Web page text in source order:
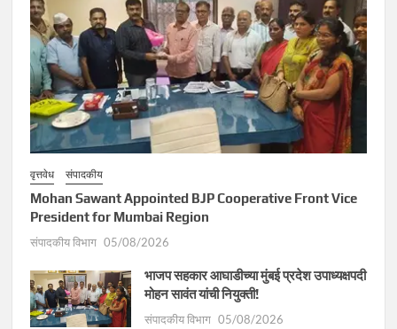
वृत्तवेध संपादकीय
Mohan Sawant Appointed BJP Cooperative Front Vice
President for Mumbai Region
संपादकीय विभाग 05/08/2026
भाजप सहकार आघाडीच्या मुंबई प्रदेश उपाध्यक्षपदी
मोहन सावंत यांची नियुक्ती!
संपादकीय विभाग 05/08/2026